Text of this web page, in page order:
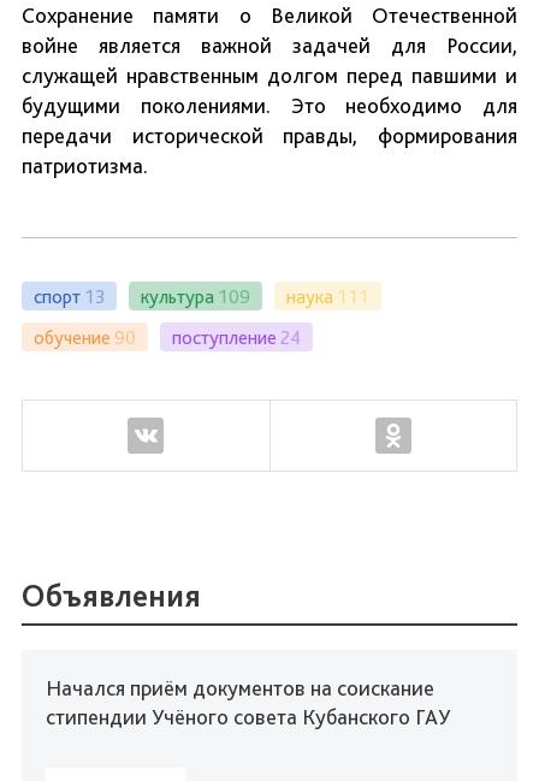
Сохранение памяти о Великой Отечественной
войне является важной задачей для России,
служащей нравственным долгом перед павшими и
будущими поколениями. Это необходимо для
передачи исторической правды, формирования
патриотизма.
спорт 13 культура 109 наука 111
обучение 90 поступление 24
Объявления
Начался приём документов на соискание
стипендии Учёного совета Кубанского ГАУ